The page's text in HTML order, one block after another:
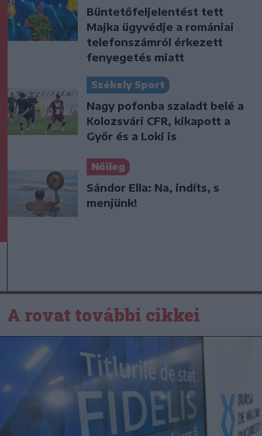
Büntetőfeljelentést tett
Majka ügyvédje a romániai
telefonszámról érkezett
fenyegetés miatt
Székely Sport
Nagy pofonba szaladt belé a
Kolozsvári CFR, kikapott a
Győr és a Loki is
Nőileg
Sándor Ella: Na, indíts, s
menjünk!
A rovat további cikkei